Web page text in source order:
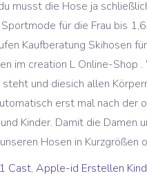
Cast, Apple-id Erstellen Kind